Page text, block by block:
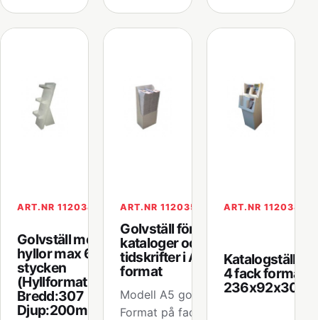
ART.NR 112034.2
Golvställ med
hyllor max 6
stycken
(Hyllformat
Bredd:307
Djup:200mm)
ART.NR 112035
Golvställ för
kataloger och
tidskrifter i A5
format
Modell A5 golvställ.
Format på facket är
ART.NR 112038
Katalogställ
4 fack format